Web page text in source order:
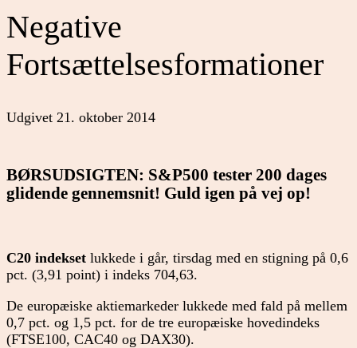
Negative
Fortsættelsesformationer
Udgivet 21. oktober 2014
BØRSUDSIGTEN: S&P500 tester 200 dages
glidende gennemsnit! Guld igen på vej op!
C20 indekset lukkede i går, tirsdag med en stigning på 0,6
pct. (3,91 point) i indeks 704,63.
De europæiske aktiemarkeder lukkede med fald på mellem
0,7 pct. og 1,5 pct. for de tre europæiske hovedindeks
(FTSE100, CAC40 og DAX30).